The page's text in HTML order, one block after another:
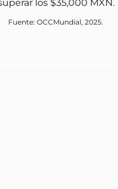
los $35,000 MXN.
Fuente: OCCMundial, 2025.